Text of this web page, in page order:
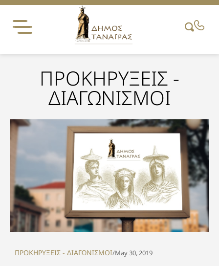
Skip
content
ΠΡΟΚΗΡΥΞΕΙΣ -
ΔΙΑΓΩΝΙΣΜΟΙ
ΠΡΟΚΗΡΥΞΕΙΣ - ΔΙΑΓΩΝΙΣΜΟΙ/May 30, 2019